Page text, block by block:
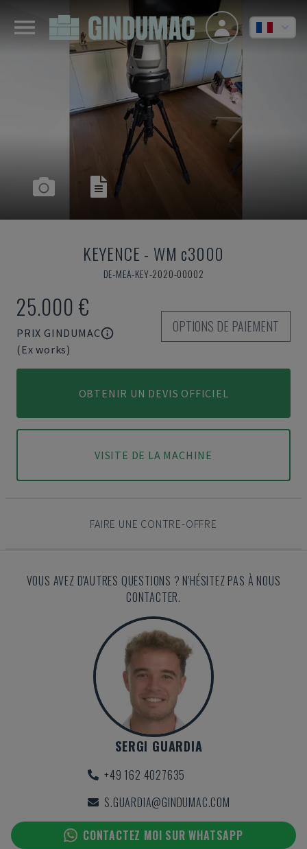
KEYENCE - WM c3000
DE-MEA-KEY-2020-00002
25.000 €
PRIX GINDUMAC
(Ex works)
OPTIONS DE PAIEMENT
OBTENIR UN DEVIS OFFICIEL
VISITE DE LA MACHINE
FAIRE UNE CONTRE-OFFRE
VOUS AVEZ D'AUTRES QUESTIONS ? N'HÉSITEZ PAS À NOUS
CONTACTER.
SERGI GUARDIA
+49 162 4027635
S.GUARDIA@GINDUMAC.COM
CONTACTEZ MOI SUR WHATSAPP